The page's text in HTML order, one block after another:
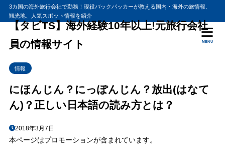
3カ国の海外旅行会社で勤務！現役バックパッカーが教える国内・海外の旅情報、
観光地、人気スポット情報を紹介
【タビTS】海外経験10年以上!元旅行会社
員の情報サイト
MENU
情報
にほんじん？にっぽんじん？放出(はなて
ん)？正しい日本語の読み方とは？
2018年3月7日
本ページはプロモーションが含まれています。
目次
2 まとめ 本当にどっちでもいい
3 追加：「放出」の読み方問題